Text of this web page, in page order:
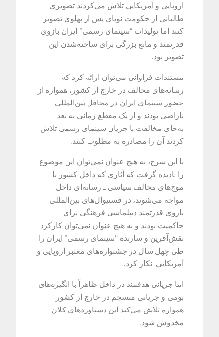
اروپایی و آمریکایی تلاش می‌کردند تصویری
طالبانی از حکومت نوپای پس از پهلوی تصویر
کنند اما تولیدات “سینمای رسمی” ایران بازوی
قدرتمند و مانع بزرگی برای ساخته‌شدن این
تصویر بود.
مستندات فراوانی می‌توان ارائه کرد که
رسانه‌های مخالف در خارج از کشور، همواره از
حضور سینمای ایران در محافل بین‌المللی
ناراضی بودند و از یک مقطع زمانی به بعد
به‌جای مخالفت با جریان سینمای رسمی تلاش
کردند آن را مصادره به مطلوب کنند.
با این شرح، به هیچ عنوان نمی‌توان این موضوع
را نادیده گرفت که آثاری که داخل کشور با
موج‌های مخالف سیاسی ـ رسانه‌ای داخل
مواجه می‌شوند، در فستیوال‌های بین‌المللی
بازوی قدرتمند دیپلماسی فرهنگی برای
حاکمیت بودند و به هیچ عنوان نمی‌توان کارکرد
نقش‌آفرین و سازنده‌ “سینمای رسمی” ایران را
طی چهل سال در جشنواره‌های معتبر اروپایی و
آمریکایی انکار کرد.
اما جریانی هدفمند در داخل ظاهراً با انگیزه‌های
بومی و جریانی منسجم در خارج از کشور
همواره تلاش می‌کند این دستاوردهای کلان
مخدوش شود.